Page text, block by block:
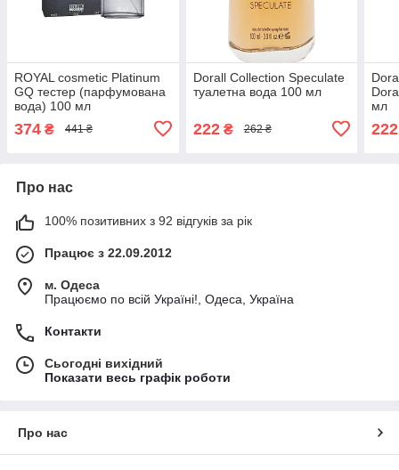
ROYAL cosmetic Platinum
GQ тестер (парфумована
вода) 100 мл
374 ₴ 441 ₴
Dorall Collection Speculate
туалетна вода 100 мл
222₴ 262 ₴
мл
222
Про нас
100% позитивних з 92 відгуків за рік
Працює з 22.09.2012
м. Одеса
Працюємо по всій Україні!, Одеса, Україна
Контакти
Сьогодні вихідний
Показати весь графік роботи
Про нас